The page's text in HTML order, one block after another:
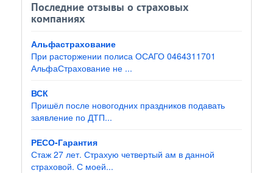
Последние отзывы о страховых
компаниях
Альфастрахование
При расторжении полиса ОСАГО 0464311701
АльфаСтрахование не ...
ВСК
Пришёл после новогодних праздников подавать
заявление по ДТП...
РЕСО-Гарантия
Стаж 27 лет. Страхую четвертый ам в данной
страховой. С моей...